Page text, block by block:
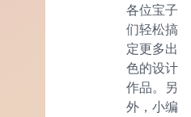
各位宝子
们轻松搞
定更多出
色的设计
作品。另
外，小编